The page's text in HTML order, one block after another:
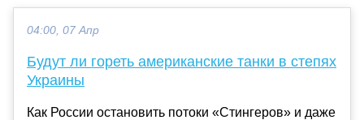
04:00, 07 Апр
Будут ли гореть американские танки в степях
Украины
Как России остановить потоки «Стингеров» и даже